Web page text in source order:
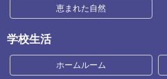
恵まれた自然
学校生活
ホームルーム